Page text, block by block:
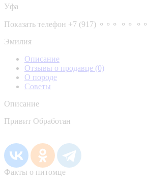
Уфа
Показать телефон +7 (917) ⚬⚬⚬ ⚬⚬ ⚬⚬
Эмилия
Описание
Отзывы о продавце (0)
О породе
Советы
Описание
Привит Обработан
Факты о питомце